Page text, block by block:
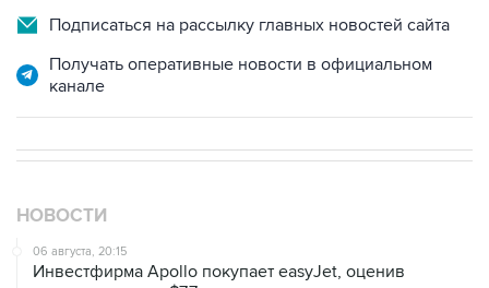
Подписаться на рассылку главных новостей сайта
Получать оперативные новости в официальном
канале
НОВОСТИ
06 августа, 20:15
Инвестфирма Apollo покупает easyJet, оценив